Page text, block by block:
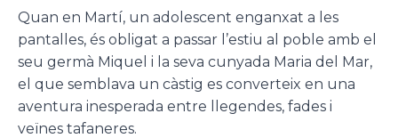
Quan en Martí, un adolescent enganxat a les
pantalles, és obligat a passar l’estiu al poble amb el
seu germà Miquel i la seva cunyada Maria del Mar,
el que semblava un càstig es converteix en una
aventura inesperada entre llegendes, fades i
veïnes tafaneres.